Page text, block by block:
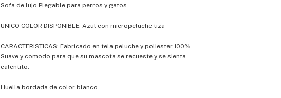
Sofa de lujo Plegable para perros y gatos
UNICO COLOR DISPONIBLE: Azul con micropeluche tiza
CARACTERISTICAS: Fabricado en tela peluche y poliester 100%
Suave y comodo para que su mascota se recueste y se sienta
calentito.
Huella bordada de color blanco.